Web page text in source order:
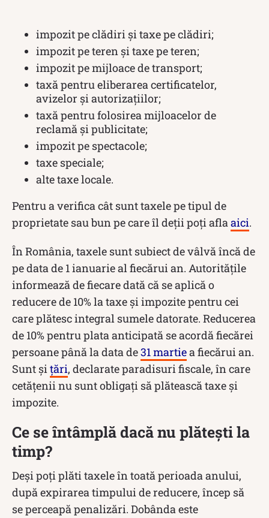
impozit pe clădiri și taxe pe clădiri;
impozit pe teren și taxe pe teren;
impozit pe mijloace de transport;
taxă pentru eliberarea certificatelor,
avizelor și autorizațiilor;
taxă pentru folosirea mijloacelor de
reclamă și publicitate;
impozit pe spectacole;
taxe speciale;
alte taxe locale.
Pentru a verifica cât sunt taxele pe tipul de
proprietate sau bun pe care îl deții poți aflaaici.
În România, taxele sunt subiect de vâlvă încă de
pe data de 1 ianuarie al fiecărui an. Autoritățile
informează de fiecare dată că se aplică o
reducere de 10% la taxe și impozite pentru cei
care plătesc integral sumele datorate. Reducerea
de 10% pentru plata anticipată se acordă fiecărei
persoane până la data de31 martiea fiecărui an.
Sunt șițări, declarate paradisuri fiscale, în care
cetățenii nu sunt obligați să plătească taxe și
impozite.
Ce se întâmplă dacă nu plătești la
timp?
Deși poți plăti taxele în toată perioada anului,
după expirarea timpului de reducere, încep să
se perceapă penalizări. Dobânda este